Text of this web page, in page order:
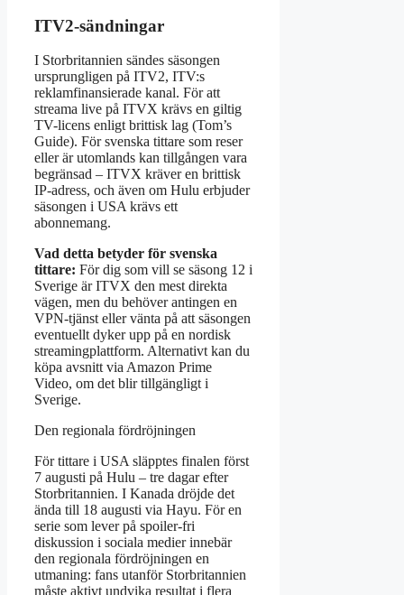
ITV2-sändningar
I Storbritannien sändes säsongen
ursprungligen på ITV2, ITV:s
reklamfinansierade kanal. För att
streama live på ITVX krävs en giltig
TV-licens enligt brittisk lag (Tom’s
Guide). För svenska tittare som reser
eller är utomlands kan tillgången vara
begränsad – ITVX kräver en brittisk
IP-adress, och även om Hulu erbjuder
säsongen i USA krävs ett
abonnemang.
Vad detta betyder för svenska
tittare: För dig som vill se säsong 12 i
Sverige är ITVX den mest direkta
vägen, men du behöver antingen en
VPN-tjänst eller vänta på att säsongen
eventuellt dyker upp på en nordisk
streamingplattform. Alternativt kan du
köpa avsnitt via Amazon Prime
Video, om det blir tillgängligt i
Sverige.
Den regionala fördröjningen
För tittare i USA släpptes finalen först
7 augusti på Hulu – tre dagar efter
Storbritannien. I Kanada dröjde det
ända till 18 augusti via Hayu. För en
serie som lever på spoiler-fri
diskussion i sociala medier innebär
den regionala fördröjningen en
utmaning: fans utanför Storbritannien
måste aktivt undvika resultat i flera